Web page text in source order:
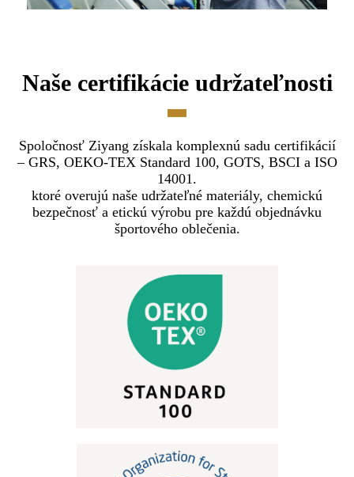
Naše certifikácie udržateľnosti
Spoločnosť Ziyang získala komplexnú sadu certifikácií
– GRS, OEKO-TEX Standard 100, GOTS, BSCI a ISO
14001.
ktoré overujú naše udržateľné materiály, chemickú
bezpečnosť a etickú výrobu pre každú objednávku
športového oblečenia.